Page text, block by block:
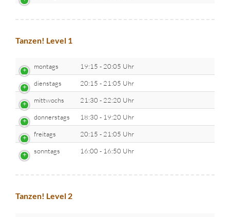
Tanzen! Level 1
montags 19:15 - 20:05 Uhr
dienstags 20:15 - 21:05 Uhr
mittwochs 21:30 - 22:20 Uhr
donnerstags 18:30 - 19:20 Uhr
freitags 20:15 - 21:05 Uhr
sonntags 16:00 - 16:50 Uhr
Tanzen! Level 2